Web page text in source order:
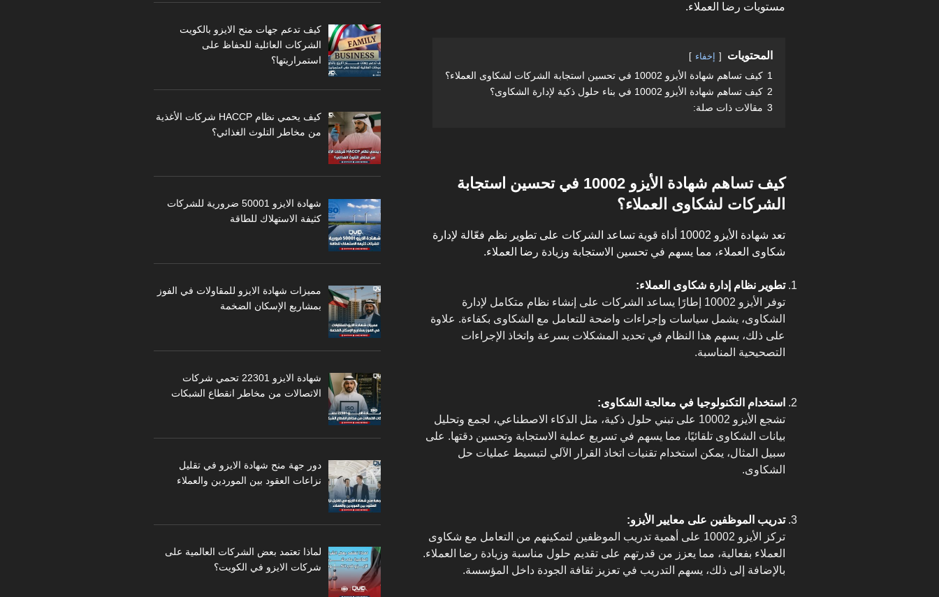
مستويات رضا العملاء.
المحتويات إخفاء
1 كيف تساهم شهادة الأيزو 10002 في تحسين استجابة الشركات لشكاوى العملاء؟
2 كيف تساهم شهادة الأيزو 10002 في بناء حلول ذكية لإدارة الشكاوى؟
3 مقالات ذات صلة:
كيف تساهم شهادة الأيزو 10002 في تحسين استجابة
الشركات لشكاوى العملاء؟
تعد شهادة الأيزو 10002 أداة قوية تساعد الشركات على تطوير نظم فعّالة لإدارة
شكاوى العملاء، مما يسهم في تحسين الاستجابة وزيادة رضا العملاء.
تطوير نظام إدارة شكاوى العملاء:
توفر الأيزو 10002 إطارًا يساعد الشركات على إنشاء نظام متكامل لإدارة
الشكاوى، يشمل سياسات وإجراءات واضحة للتعامل مع الشكاوى بكفاءة. علاوة
على ذلك، يسهم هذا النظام في تحديد المشكلات بسرعة واتخاذ الإجراءات
التصحيحية المناسبة.
استخدام التكنولوجيا في معالجة الشكاوى:
تشجع الأيزو 10002 على تبني حلول ذكية، مثل الذكاء الاصطناعي، لجمع وتحليل
بيانات الشكاوى تلقائيًا، مما يسهم في تسريع عملية الاستجابة وتحسين دقتها. على
سبيل المثال، يمكن استخدام تقنيات اتخاذ القرار الآلي لتبسيط عمليات حل
الشكاوى.
تدريب الموظفين على معايير الأيزو:
تركز الأيزو 10002 على أهمية تدريب الموظفين لتمكينهم من التعامل مع شكاوى
العملاء بفعالية، مما يعزز من قدرتهم على تقديم حلول مناسبة وزيادة رضا العملاء.
بالإضافة إلى ذلك، يسهم التدريب في تعزيز ثقافة الجودة داخل المؤسسة.
كيف تدعم جهات منح الايزو بالكويت
الشركات العائلية للحفاظ على
استمراريتها؟
كيف يحمي نظام HACCP شركات الأغذية
من مخاطر التلوث الغذائي؟
شهادة الايزو 50001 ضرورية للشركات
كثيفة الاستهلاك للطاقة
مميزات شهادة الايزو للمقاولات في الفوز
بمشاريع الإسكان الضخمة
شهادة الايزو 22301 تحمي شركات
الاتصالات من مخاطر انقطاع الشبكات
دور جهة منح شهادة الايزو في تقليل
نزاعات العقود بين الموردين والعملاء
لماذا تعتمد بعض الشركات العالمية على
شركات الايزو في الكويت؟